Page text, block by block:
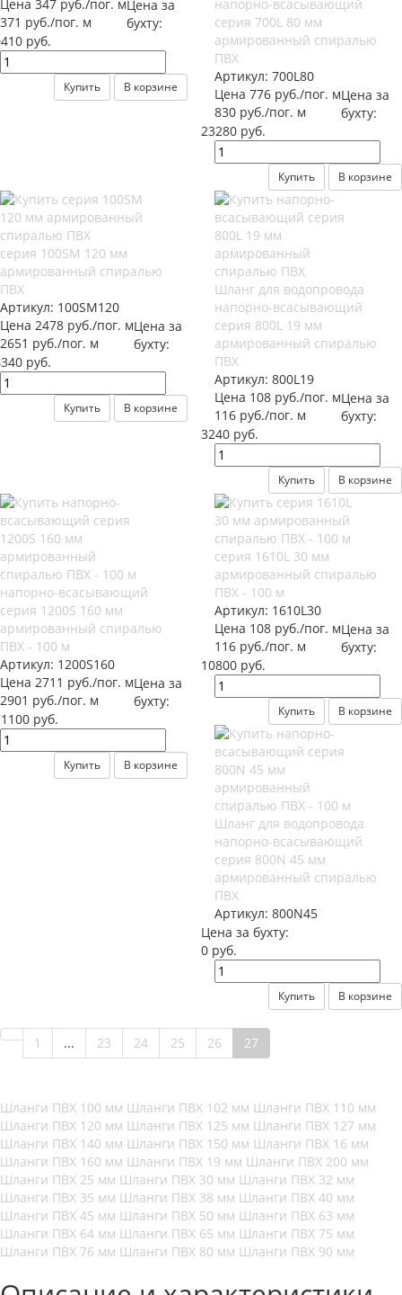
Цена 347 руб./пог. м
371 руб./пог. м
Цена за
бухту:
руб.
Купить В корзине
напорно-всасывающий
серия 700L 80 мм
армированный спиралью
ПВХ
Артикул: 700L80
Цена 776 руб./пог. м
830 руб./пог. м
Цена за
бухту:
23280 руб.
Купить В корзине
серия 100SM 120 мм
армированный спиралью
ПВХ
Артикул: 100SM120
Цена 2478 руб./пог. м
2651 руб./пог. м
Цена за
бухту:
руб.
Купить В корзине
Шланг для водопровода
напорно-всасывающий
серия 800L 19 мм
армированный спиралью
ПВХ
Артикул: 800L19
Цена 108 руб./пог. м
116 руб./пог. м
Цена за
бухту:
3240 руб.
Купить В корзине
напорно-всасывающий
серия 1200S 160 мм
армированный спиралью
ПВХ - 100 м
Артикул: 1200S160
Цена 2711 руб./пог. м
2901 руб./пог. м
Цена за
бухту:
руб.
Купить В корзине
серия 1610L 30 мм
армированный спиралью
ПВХ - 100 м
Артикул: 1610L30
Цена 108 руб./пог. м
116 руб./пог. м
Цена за
бухту:
10800 руб.
Купить В корзине
Шланг для водопровода
напорно-всасывающий
серия 800N 45 мм
армированный спиралью
ПВХ
Артикул: 800N45
Цена за бухту:
0 руб.
Купить В корзине
1 ... 23 24 25 26 27
Шланги ПВХ 100 мм Шланги ПВХ 102 мм Шланги ПВХ 110 мм
Шланги ПВХ 120 мм Шланги ПВХ 125 мм Шланги ПВХ 127 мм
Шланги ПВХ 140 мм Шланги ПВХ 150 мм Шланги ПВХ 16 мм
Шланги ПВХ 160 мм Шланги ПВХ 19 мм Шланги ПВХ 200 мм
Шланги ПВХ 25 мм Шланги ПВХ 30 мм Шланги ПВХ 32 мм
Шланги ПВХ 35 мм Шланги ПВХ 38 мм Шланги ПВХ 40 мм
Шланги ПВХ 45 мм Шланги ПВХ 50 мм Шланги ПВХ 63 мм
Шланги ПВХ 64 мм Шланги ПВХ 65 мм Шланги ПВХ 75 мм
Шланги ПВХ 76 мм Шланги ПВХ 80 мм Шланги ПВХ 90 мм